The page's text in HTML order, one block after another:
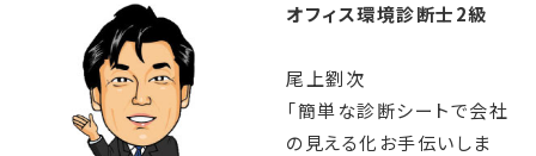
オフィス環境診断士2級
尾上劉次
「簡単な診断シートで会社
の見える化お手伝いしま